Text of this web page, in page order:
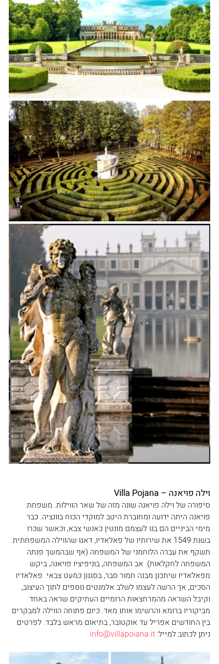
וילה פויאנה – Villa Pojana
סיפורה של וילה פויאנה שונה מזה של שאר הווילות. משפחת
פויאנה היתה ידועה ומחוברת היטב למוקדי הכוח בוונציה. כבר
מימי הביניים הם בנו לעצמם מונטין כאנשי צבא, וכאשר שכרו
בשנת 1549 את שירותיו של פאלאדיו, דאגו שהווילה המשפחתית
תשקף את עברה הלוחמני של המשפחה (אף שבהמשך פנתה
המשפחה לחקלאות). אב המשפחה, בוניפיציו פויאנה, ביקש
מפאלאדיו שיתכנן מבנה חמור סבר, בסגנון כמעט צבאי. פאלאדיו
הסכים, אך הרשה לעצמו לשלב אלמנטים נוספים לתוך העיצוב,
וקיבל השראה מהמרחצאות הרומיים העתיקים שראה באחד
מביקוריו ברומא והרשימו אותו מאד. כיום פתוחה הווילה למבקרים
בין החודשים אפריל עד אוקטובר, בתיאום מראש בלבד. לפרטים
ניתן לכתוב למייל: info@villapoiana.it